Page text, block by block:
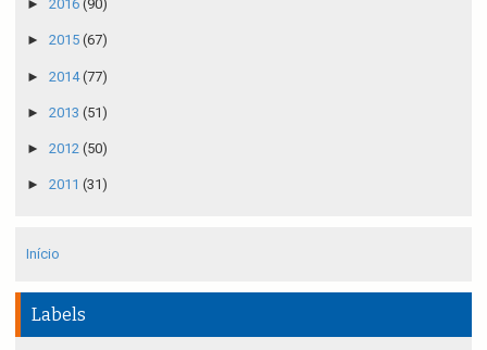
► 2016 (90)
► 2015 (67)
► 2014(77)
► 2013 (51)
► 2012 (50)
► 2011 (31)
Início
Labels